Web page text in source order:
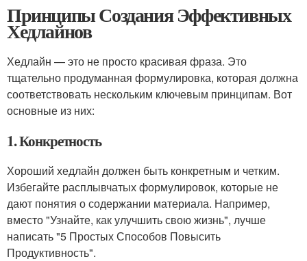
Принципы Создания Эффективных
Хедлайнов
Хедлайн — это не просто красивая фраза. Это
тщательно продуманная формулировка, которая должна
соответствовать нескольким ключевым принципам. Вот
основные из них:
1. Конкретность
Хороший хедлайн должен быть конкретным и четким.
Избегайте расплывчатых формулировок, которые не
дают понятия о содержании материала. Например,
вместо "Узнайте, как улучшить свою жизнь", лучше
написать "5 Простых Способов Повысить
Продуктивность".